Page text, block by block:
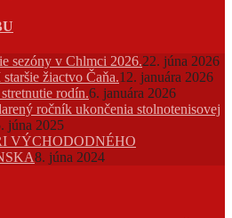
sezóny v Chlmci 2026.22. júna 2026
žiactvo Čaňa.12. januára 2026
rodín.6. januára 2026
ročník ukončenia stolnotenisovej
júna 2025
VÝCHODODNÉHO
8. júna 2024